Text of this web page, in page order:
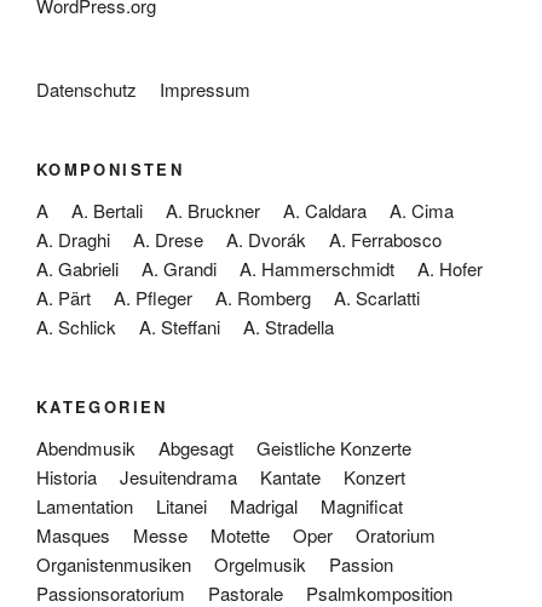
Datenschutz Impressum
KOMPONISTEN
A A. Bertali A. Bruckner A. Caldara
A. Cima
A. Draghi
A. Drese A. Dvorák
A. Ferrabosco
A. Gabrieli
A. Grandi A. Hammerschmidt
A. Hofer
A. Pärt
A. Pfleger A. Romberg
A. Scarlatti
A. Schlick
A. Steffani A. Stradella
KATEGORIEN
Abendmusik Abgesagt
Geistliche Konzerte
Historia
Jesuitendrama Kantate
Konzert
Lamentation
Litanei Madrigal
Magnificat
Masques
Messe Motette Oper
Oratorium
Organistenmusiken
Orgelmusik
Passion
Passionsoratorium
Pastorale Psalmkomposition